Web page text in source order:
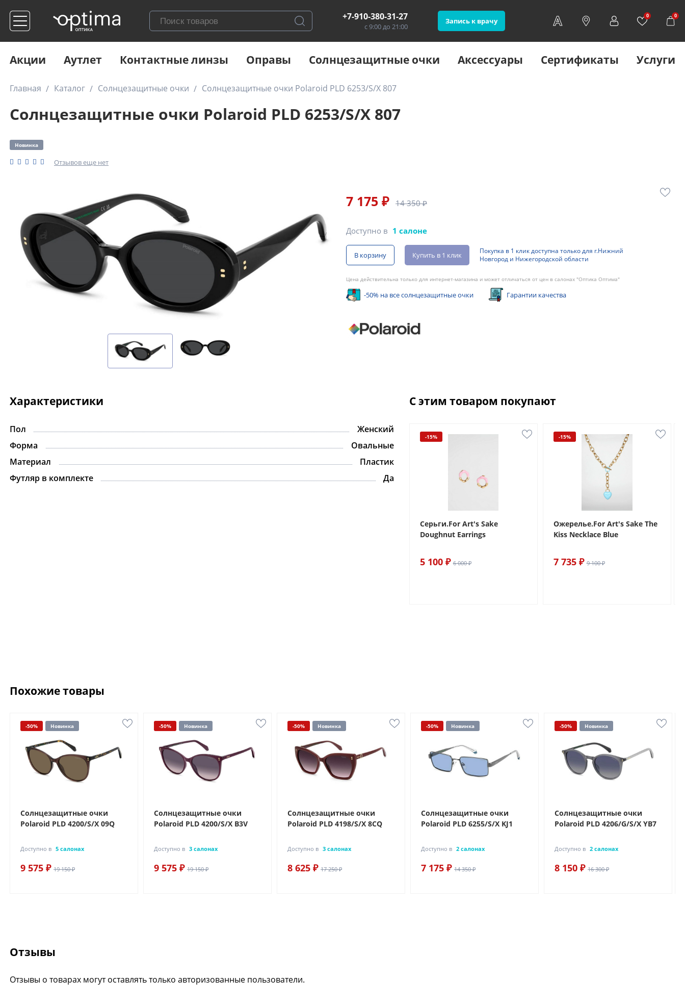
+7-910-380-31-27
с 9:00 до 21:00
Запись к врачу
0 0
Акции Аутлет Контактные линзы Оправы Солнцезащитные очки Аксессуары Сертификаты Услуги
Главная Каталог Солнцезащитные очки Солнцезащитные очки Polaroid PLD 6253/S/X 807
Солнцезащитные очки Polaroid PLD 6253/S/X 807
Новинка
Отзывов еще нет
7 175 ₽ 14 350 ₽
Доступно в 1 салоне
В корзину Купить в 1 клик
Покупка в 1 клик доступна только для г.Нижний
Новгород и Нижегородской области
Цена действительна только для интернет-магазина и может отличаться от цен в салонах "Оптика Оптима"
-50% на все солнцезащитные очки Гарантии качества
Характеристики
Пол
Женский
Форма
Овальные
Материал
Пластик
Футляр в комплекте
Да
С этим товаром покупают
-15%
Серьги.For Art's Sake
Doughnut Earrings
5 100 ₽ 6 000 ₽
-15%
Ожерелье.For Art's Sake The
Kiss Necklace Blue
7 735 ₽ 9 100 ₽
Похожие товары
-50% Новинка
Солнцезащитные очки
Polaroid PLD 4200/S/X 09Q
Доступно в 5 салонах
9 575 ₽ 19 150 ₽
-50% Новинка
Солнцезащитные очки
Polaroid PLD 4200/S/X B3V
Доступно в 3 салонах
9 575 ₽ 19 150 ₽
-50% Новинка
Солнцезащитные очки
Polaroid PLD 4198/S/X 8CQ
Доступно в 3 салонах
8 625 ₽ 17 250 ₽
-50% Новинка
Солнцезащитные очки
Polaroid PLD 6255/S/X KJ1
Доступно в 2 салонах
7 175 ₽ 14 350 ₽
-50% Новинка
Солнцезащитные очки
Polaroid PLD 4206/G/S/X YB7
Доступно в 2 салонах
8 150 ₽ 16 300 ₽
Отзывы
Отзывы о товарах могут оставлять только авторизованные пользователи.